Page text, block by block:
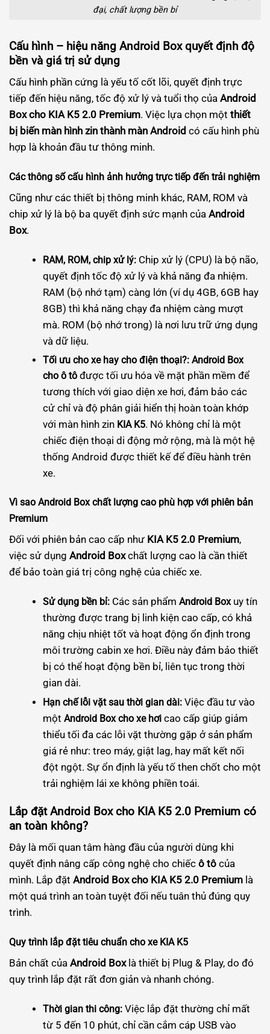
đại, chất lượng bền bỉ
Cấu hình – hiệu năng Android Box quyết định độ
bền và giá trị sử dụng
Cấu hình phần cứng là yếu tố cốt lõi, quyết định trực
tiếp đến hiệu năng, tốc độ xử lý và tuổi thọ của Android
Box cho KIA K5 2.0 Premium. Việc lựa chọn một thiết
bị biến màn hình zin thành màn Android có cấu hình phù
hợp là khoản đầu tư thông minh.
Các thông số cấu hình ảnh hưởng trực tiếp đến trải nghiệm
Cũng như các thiết bị thông minh khác, RAM, ROM và
chip xử lý là bộ ba quyết định sức mạnh của Android
Box.
RAM, ROM, chip xử lý:Chip xử lý (CPU) là bộ não,
quyết định tốc độ xử lý và khả năng đa nhiệm.
RAM (bộ nhớ tạm) càng lớn (ví dụ 4GB, 6GB hay
8GB) thì khả năng chạy đa nhiệm càng mượt
mà. ROM (bộ nhớ trong) là nơi lưu trữ ứng dụng
và dữ liệu.
Tối ưu cho xe hay cho điện thoại?: Android Box
cho ô tôđược tối ưu hóa về mặt phần mềm để
tương thích với giao diện xe hơi, đảm bảo các
cử chỉ và độ phân giải hiển thị hoàn toàn khớp
với màn hình zin KIA K5. Nó không chỉ là một
chiếc điện thoại di động mở rộng, mà là một hệ
thống Android được thiết kế để điều hành trên
xe.
Vì sao Android Box chất lượng cao phù hợp với phiên bản
Premium
Đối với phiên bản cao cấp như KIA K5 2.0 Premium,
việc sử dụng Android Boxchất lượng cao là cần thiết
để bảo toàn giá trị công nghệ của chiếc xe.
Sử dụng bền bỉ:Các sản phẩm Android Boxuy tín
thường được trang bị linh kiện cao cấp, có khả
năng chịu nhiệt tốt và hoạt động ổn định trong
môi trường cabin xe hơi. Điều này đảm bảo thiết
bị có thể hoạt động bền bỉ, liên tục trong thời
gian dài.
Hạn chế lỗi vặt sau thời gian dài:Việc đầu tư vào
một Android Box cho xe hơicao cấp giúp giảm
thiểu tối đa các lỗi vặt thường gặp ở sản phẩm
giá rẻ như: treo máy, giật lag, hay mất kết nối
đột ngột. Sự ổn định là yếu tố then chốt cho một
trải nghiệm lái xe không phiền toái.
Lắp đặt Android Box cho KIA K5 2.0 Premium có
an toàn không?
Đây là mối quan tâm hàng đầu của người dùng khi
quyết định nâng cấp công nghệ cho chiếc ô tô của
mình. Lắp đặt Android Box cho KIA K5 2.0 Premium là
một quá trình an toàn tuyệt đối nếu tuân thủ đúng quy
trình.
Quy trình lắp đặt tiêu chuẩn cho xe KIA K5
Bản chất của Android Boxlà thiết bị Plug & Play, do đó
quy trình lắp đặt rất đơn giản và nhanh chóng.
Thời gian thi công:Việc lắp đặt thường chỉ mất
từ 5 đến 10 phút, chỉ cần cắm cáp USB vào